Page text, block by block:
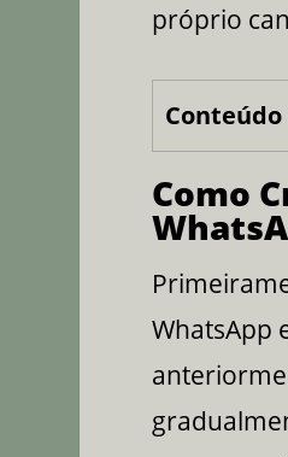
próprio
Como
WhatsApp